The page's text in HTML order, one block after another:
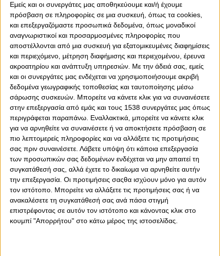
Εμείς και οι συνεργάτες μας αποθηκεύουμε και/ή έχουμε
πρόσβαση σε πληροφορίες σε μια συσκευή, όπως τα cookies,
και επεξεργαζόμαστε προσωπικά δεδομένα, όπως μοναδικοί
αναγνωριστικοί και προσαρμοσμένες πληροφορίες που
αποστέλλονται από μια συσκευή για εξατομικευμένες διαφημίσεις
και περιεχόμενο, μέτρηση διαφήμισης και περιεχομένου, έρευνα
ακροατηρίου και ανάπτυξη υπηρεσιών. Με την άδειά σας, εμείς
και οι συνεργάτες μας ενδέχεται να χρησιμοποιήσουμε ακριβή
δεδομένα γεωγραφικής τοποθεσίας και ταυτοποίησης μέσω
σάρωσης συσκευών. Μπορείτε να κάνετε κλικ για να συναινέσετε
στην επεξεργασία από εμάς και τους 1538 συνεργάτες μας όπως
περιγράφεται παραπάνω. Εναλλακτικά, μπορείτε να κάνετε κλικ
για να αρνηθείτε να συναινέσετε ή να αποκτήσετε πρόσβαση σε
πιο λεπτομερείς πληροφορίες και να αλλάξετε τις προτιμήσεις
σας πριν συναινέσετε. Λάβετε υπόψη ότι κάποια επεξεργασία
των προσωπικών σας δεδομένων ενδέχεται να μην απαιτεί τη
συγκατάθεσή σας, αλλά έχετε το δικαίωμα να αρνηθείτε αυτήν
την επεξεργασία. Οι προτιμήσεις σαςθα ισχύουν μόνο για αυτόν
τον ιστότοπο. Μπορείτε να αλλάξετε τις προτιμήσεις σας ή να
ανακαλέσετε τη συγκατάθεσή σας ανά πάσα στιγμή
επιστρέφοντας σε αυτόν τον ιστότοπο και κάνοντας κλικ στο
κουμπί "Απορρήτου" στο κάτω μέρος της ιστοσελίδας.
0 0
Τη δική του πρωτοπορία συνεχίζει ο Ολυμπιακός,
θέτοντας για πρώτη φορά σε εφαρμογή τη νέα υπηρεσία
του, για φιλάθλους με οπτική αναπηρία, σε συνεργασία με
το Πάντειο Πανεπιστήμιο. Και όπως ενημέρωσε
«ερυθρόλευκη» ΠΑΕ οι θέσεις για το ματς με τον Άρη
εξαντλήθηκαν.